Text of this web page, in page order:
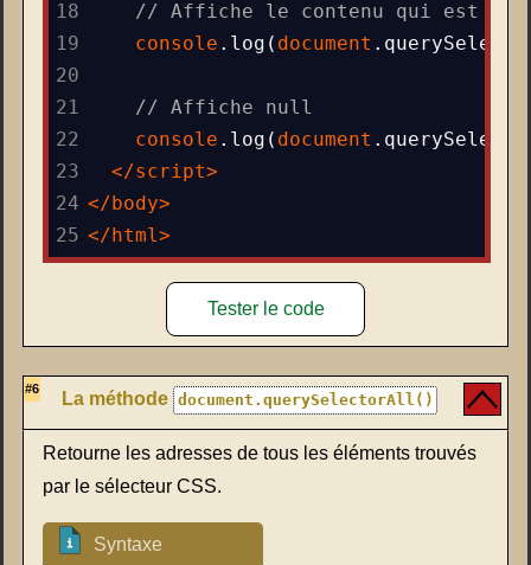
18
// Affiche le contenu qui est
19
console . log ( document .
20
21
// Affiche null
22
console . log ( document .
23
</script>
24 </ body>
25 </ html>
Tester le code
#6 La méthode document.querySelectorAll()
Retourne les adresses de tous les éléments trouvés
par le sélecteur CSS.
Syntaxe